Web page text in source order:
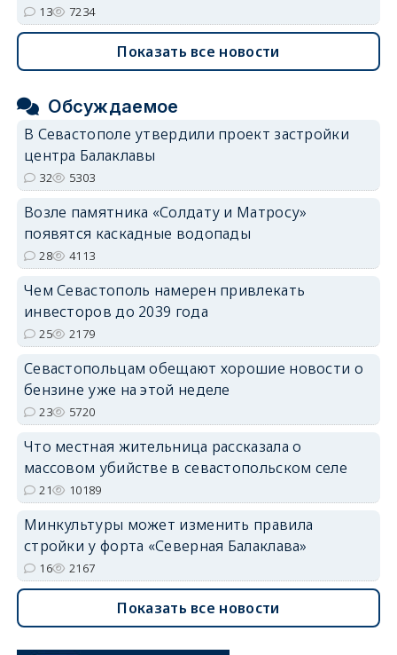
13 7234
Показать все новости
Обсуждаемое
В Севастополе утвердили проект застройки
центра Балаклавы
32 5303
Возле памятника «Солдату и Матросу»
появятся каскадные водопады
28 4113
Чем Севастополь намерен привлекать
инвесторов до 2039 года
25 2179
Севастопольцам обещают хорошие новости о
бензине уже на этой неделе
23 5720
Что местная жительница рассказала о
массовом убийстве в севастопольском селе
21 10189
Минкультуры может изменить правила
стройки у форта «Северная Балаклава»
16 2167
Показать все новости